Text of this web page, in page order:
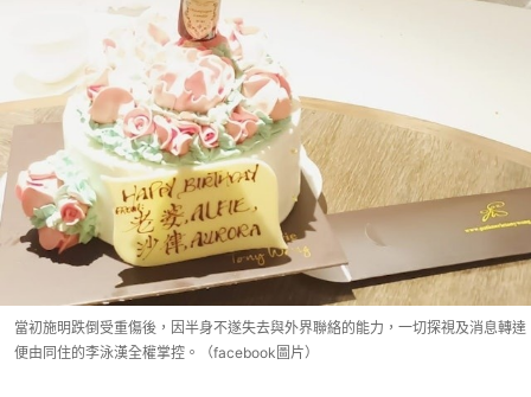
當初施明跌倒受重傷後，因半身不遂失去與外界聯絡的能力，一切探視及消息轉達
便由同住的李泳漢全權掌控。（facebook圖片）